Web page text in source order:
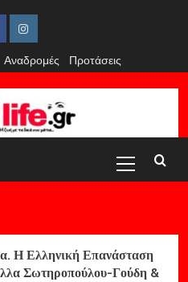
Instagram
Αναδρομές Προτάσεις
Menu
Η Ελληνική Επανάσταση
Σωτηροπούλου-Γούδη &